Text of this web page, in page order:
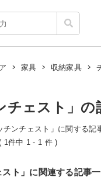
家具 収納家具
チェスト」の
ンチェスト」に関する
1件中 1 - 1 件 )
スト」に関連する記事